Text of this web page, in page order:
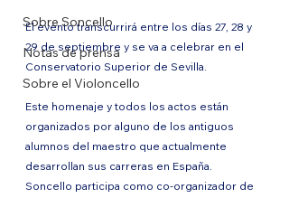
Sobre Soncello
Notas de prensa
Sobre el Violoncello
El evento transcurrirá entre los días 27, 28 y
29 de septiembre y se va a celebrar en el
Conservatorio Superior de Sevilla.
Este homenaje y todos los actos están
organizados por alguno de los antiguos
alumnos del maestro que actualmente
desarrollan sus carreras en España.
Soncello participa como co-organizador de